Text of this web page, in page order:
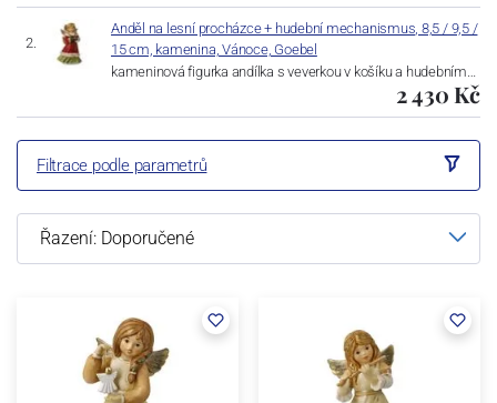
Anděl na lesní procházce + hudební mechanismus, 8,5 / 9,5 /
15 cm, kamenina, Vánoce, Goebel
kameninová figurka andílka s veverkou v košíku a hudebním…
2 430 Kč
Filtrace podle parametrů